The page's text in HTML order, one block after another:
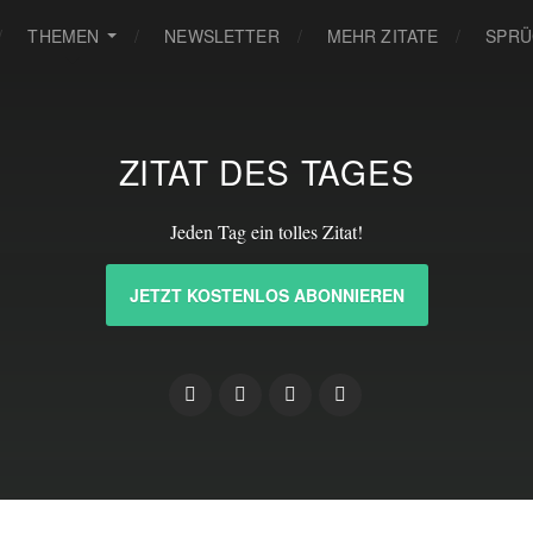
THEMEN NEWSLETTER MEHR ZITATE
ZITAT DES TAGES
Jeden Tag ein tolles Zitat!
JETZT KOSTENLOS ABONNIEREN